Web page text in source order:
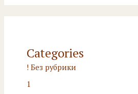
Categories
! Без рубрики
1